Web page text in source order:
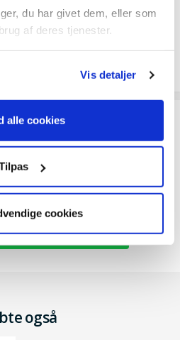
du har givet dem, eller som
af deres tjenester.
Vis detaljer
alle cookies
cookies
med
- 100 stk.
også